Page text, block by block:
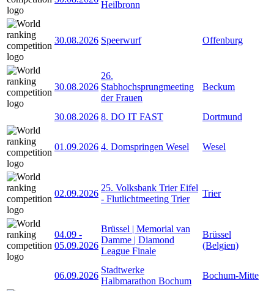
Heilbronn
30.08.2026 Speerwurf Offenburg
30.08.2026
26.
Stabhochsprungmeeting
der Frauen
Beckum
30.08.2026 8. DO IT FAST Dortmund
01.09.2026 4. Domspringen Wesel Wesel
02.09.2026
25. Volksbank Trier Eifel
- Flutlichtmeeting Trier
Trier
04.09 -
05.09.2026
Brüssel | Memorial van
Damme | Diamond
League Finale
Brüssel
(Belgien)
06.09.2026
Stadtwerke
Halbmarathon Bochum
Bochum-Mitte